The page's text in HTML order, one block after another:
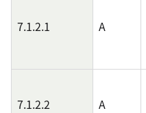
7.1.2.1 A
7.1.2.2 A